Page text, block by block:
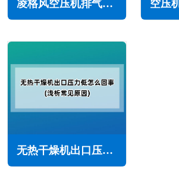
凌格风空压机排气温度低于正常值怎么办(常见原因与解决方法)
无热干燥机出口压力低怎么回事(浅析常见原因)